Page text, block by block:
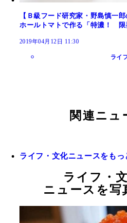
【Ｂ級フード研究家・野島慎一
ホールトマトで作る「特濃！ 限
2019年04月12日 11:30
ライ
関連ニュ
ライフ・文化ニュースをもっ
ライフ・
ニュースを写